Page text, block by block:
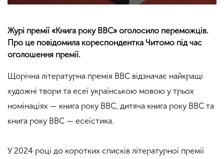
Журі премії «Книга року BBC» оголосило переможців.
Про це повідомила кореспондентка Читомо під час
оголошення премії.
Щорічна літературна премія ВВС відзначає найкращі
художні твори та есеї українською мовою у трьох
номінаціях — книга року ВВС, дитяча книга року ВВС та
книга року ВВС — есеїстика.
У 2024 році до коротких списків літературної премії